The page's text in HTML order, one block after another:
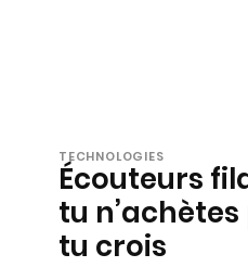
TECHNOLOGIES
Écouteurs
tu
tu crois